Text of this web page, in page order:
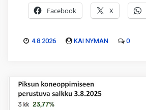
Facebook X
4.8.2026 KAI NYMAN 0